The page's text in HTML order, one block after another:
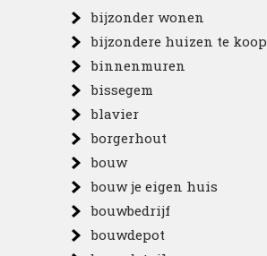
bijzonder wonen
bijzondere huizen te koop
binnenmuren
bissegem
blavier
borgerhout
bouw
bouw je eigen huis
bouwbedrijf
bouwdepot